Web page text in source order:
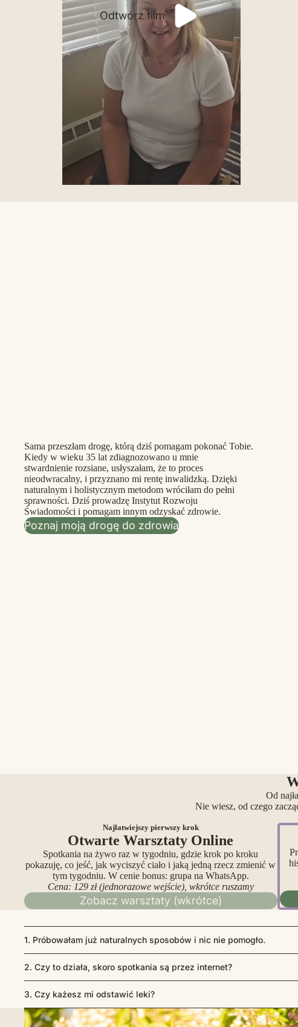
Odtwórz film
Sama przeszłam drogę, którą dziś pomagam pokonać Tobie.
Kiedy w wieku 35 lat zdiagnozowano u mnie
stwardnienie rozsiane, usłyszałam, że to proces
nieodwracalny, i przyznano mi rentę inwalidzką. Dzięki
naturalnym i holistycznym metodom wróciłam do pełni
sprawności. Dziś prowadzę Instytut Rozwoju
Świadomości i pomagam innym odzyskać zdrowie.
Poznaj moją drogę do zdrowia
Od
Nie wiesz, od czego
Najłatwiejszy pierwszy krok
Otwarte Warsztaty Online
Spotkania na żywo raz w tygodniu, gdzie krok po kroku
pokazuję, co jeść, jak wyciszyć ciało i jaką jedną rzecz zmienić w
tym tygodniu. W cenie bonus: grupa na WhatsApp.
Cena: 129 zł (jednorazowe wejście), wkrótce ruszamy
Zobacz warsztaty (wkrótce)
1. Próbowałam już naturalnych sposobów i nic nie pomogło.
2. Czy to działa, skoro spotkania są przez internet?
3. Czy każesz mi odstawić leki?